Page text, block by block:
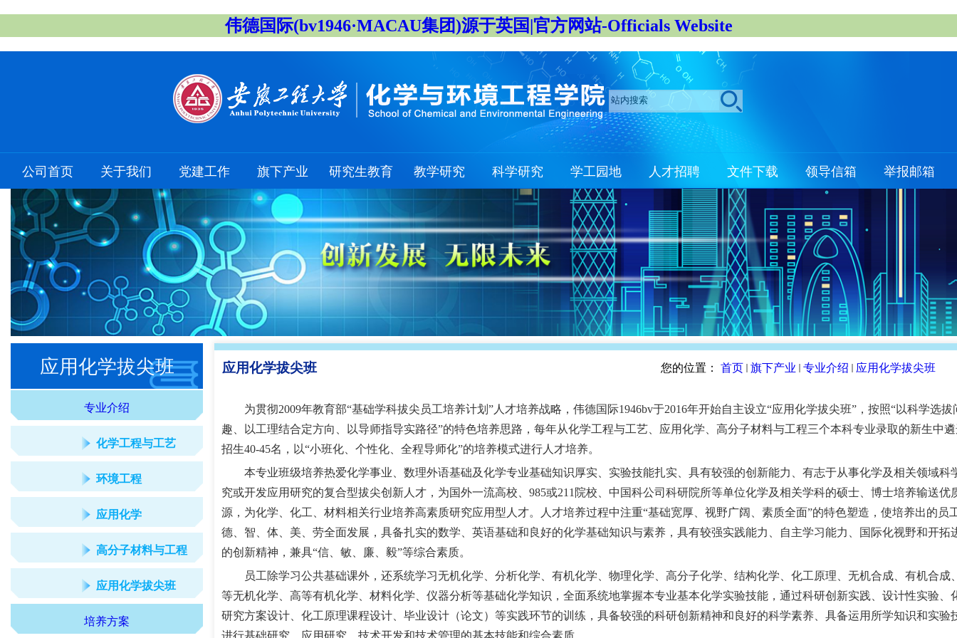
伟德国际(bv1946·MACAU集团)源于英国|官方网站-Officials Website
公司首页 关于我们 党建工作 旗下产业 研究生教育 教学研究 科学研究 学工园地 人才招聘 文件下载 领导信箱 举报邮箱
应用化学拔尖班
专业介绍
化学工程与工艺
环境工程
应用化学
高分子材料与工程
应用化学拔尖班
培养方案
应用化学拔尖班 您的位置： 首页 旗下产业 专业介绍 应用化学拔尖班
为贯彻2009年教育部“基础学科拔尖员工培养计划 ” 人才培养战略，伟德国际1946bv于2016年开始自主设立“应用化学拔尖班” ，按照“以科学选拔
趣、以工理结合定方向、以导师指导实路径”的特色培养思路，每年从化学工程与工艺、应用化学、高分子材料与工程三个本科专业录取的新生中
招生40-45名，以“小班化、个性化、全程导师化”的培养模式进行人才培养。
本专业班级培养热爱化学事业、数理外语基础及化学专业基础知识厚实、实验技能扎实、具有较强的创新能力、有志于从事化学及相关领域科
究或开发应用研究的复合型拔尖创新人才，为国外一流高校、985或211院校、中国科公司科研院所等单位化学及相关学科的硕士、博士培养输送优
源，为化学、化工、材料相关行业培养高素质研究应用型人才。人才培养过程中注重“基础宽厚、视野广阔、素质全面”的特色塑造，使培养出的员
德、智、体、美、劳全面发展，具备扎实的数学、英语基础和良好的化学基础知识与素养，具有较强实践能力、自主学习能力、国际化视野和开拓
的创新精神，兼具“信、敏、廉、毅”等综合素质。
员工除学习公共基础课外，还系统学习无机化学、分析化学、有机化学、物理化学、高分子化学、结构化学、化工原理、无机合成、有机合成
等无机化学、高等有机化学、材料化学、仪器分析等基础化学知识，全面系统地掌握本专业基本化学实验技能，通过科研创新实践、设计性实验、
研究方案设计、化工原理课程设计、毕业设计（论文）等实践环节的训练，具备较强的科研创新精神和良好的科学素养、具备运用所学知识和实验